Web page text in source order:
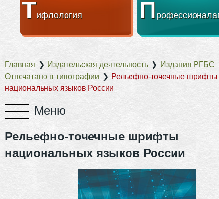
Тифлология П
Главная ❯ Издательская деятельность ❯ Издания РГБС
Отпечатано в типографии ❯ Рельефно-точечные шрифты
национальных языков России
Рельефно-точечные шрифты
национальных языков России